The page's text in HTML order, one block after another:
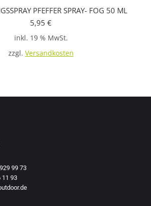
PFEFFER SPRAY- FOG 50 ML
5,95 €
inkl. 19 % MwSt.
zzgl. Versandkosten
99 73
11 93